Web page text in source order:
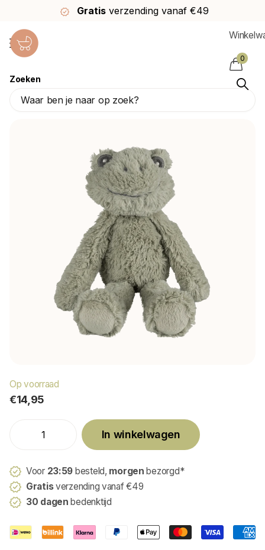
Gratisverzending vanaf €49
Zoeken
0
Happy Horse Knuffel Frog Flex #1 28cm
Happy Horse
Op voorraad
€14,95
In winkelwagen
Voor 23:59 besteld, morgen bezorgd*
Gratisverzending vanaf €49
30 dagen bedenktijd